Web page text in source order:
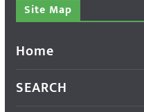
Site Map
Home
SEARCH